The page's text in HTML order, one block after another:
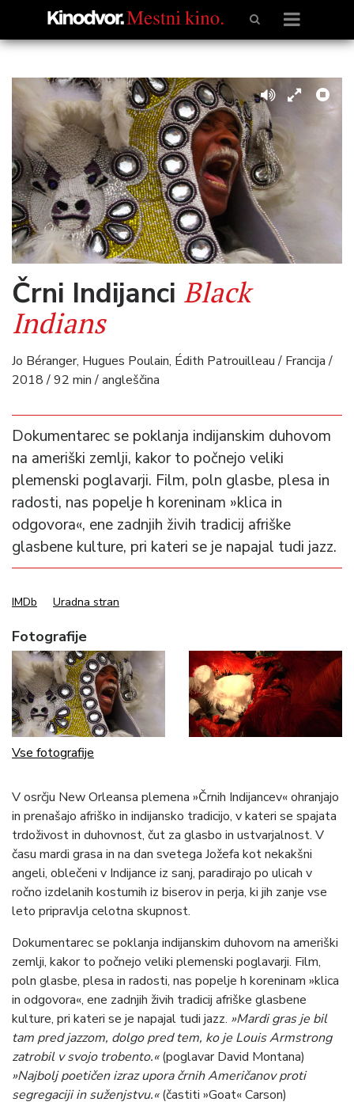
Črni Indijanci Black
Indians
Jo Béranger, Hugues Poulain, Édith Patrouilleau / Francija /
2018 / 92 min / angleščina
Dokumentarec se poklanja indijanskim duhovom
na ameriški zemlji, kakor to počnejo veliki
plemenski poglavarji. Film, poln glasbe, plesa in
radosti, nas popelje h koreninam »klica in
odgovora«, ene zadnjih živih tradicij afriške
glasbene kulture, pri kateri se je napajal tudi jazz.
IMDb Uradna stran
Fotografije
Vse fotografije
V osrčju New Orleansa plemena »Črnih Indijancev« ohranjajo
in prenašajo afriško in indijansko tradicijo, v kateri se spajata
trdoživost in duhovnost, čut za glasbo in ustvarjalnost. V
času mardi grasa in na dan svetega Jožefa kot nekakšni
angeli, oblečeni v Indijance iz sanj, paradirajo po ulicah v
ročno izdelanih kostumih iz biserov in perja, ki jih zanje vse
leto pripravlja celotna skupnost.
Dokumentarec se poklanja indijanskim duhovom na ameriški
zemlji, kakor to počnejo veliki plemenski poglavarji. Film,
poln glasbe, plesa in radosti, nas popelje h koreninam »klica
in odgovora«, ene zadnjih živih tradicij afriške glasbene
kulture, pri kateri se je napajal tudi jazz. »Mardi gras je bil
tam pred jazzom, dolgo pred tem, ko je Louis Armstrong
zatrobil v svojo trobento.«(poglavar David Montana)
»Najbolj poetičen izraz upora črnih Američanov proti
segregaciji in suženjstvu.«(častiti »Goat« Carson)